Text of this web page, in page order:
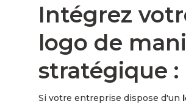
Intégrez
logo de
stratégique :
Si votre entreprise dispose d'un